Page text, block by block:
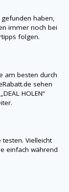
haben,
immer noch bei
folgen.
am besten durch
sehen
HOLEN“
Vielleicht
einfach während